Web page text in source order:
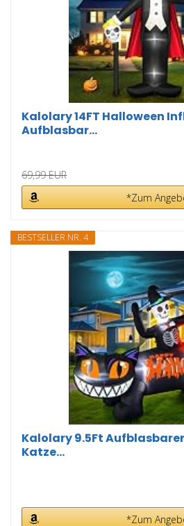
Kalolary 14FT Halloween
Aufblasbar...
69,99 EUR
*Zum
BESTSELLER NR. 4
Kalolary 9.5Ft
Katze...
*Zum